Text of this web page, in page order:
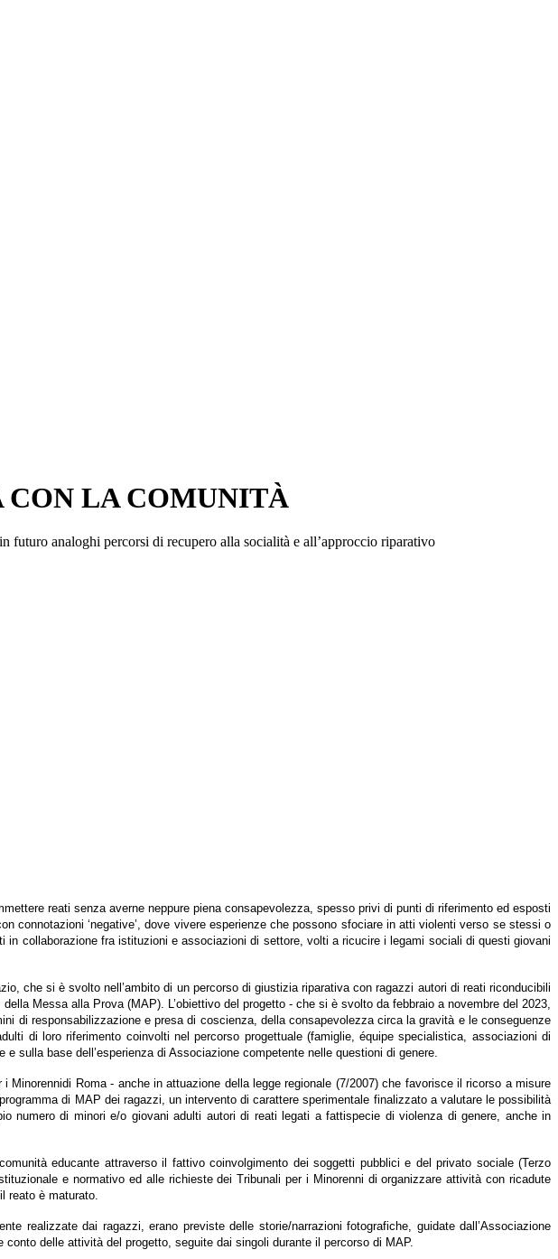
LA COMUNITÀ
futuro analoghi percorsi di recupero alla socialità e all’approccio riparativo
reati senza averne neppure piena consapevolezza, spesso privi di punti di riferimento ed esposti
connotazioni ‘negative’, dove vivere esperienze che possono sfociare in atti violenti verso se stessi o
collaborazione fra istituzioni e associazioni di settore, volti a ricucire i legami sociali di questi giovani
che si è svolto nell’ambito di un percorso di giustizia riparativa con ragazzi autori di reati riconducibili
Messa alla Prova (MAP). L’obiettivo del progetto - che si è svolto da febbraio a novembre del 2023,
di responsabilizzazione e presa di coscienza, della consapevolezza circa la gravità e le conseguenze
di loro riferimento coinvolti nel percorso progettuale (famiglie, équipe specialistica, associazioni di
sulla base dell’esperienza di Associazione competente nelle questioni di genere.
Minorennidi Roma - anche in attuazione della legge regionale (7/2007) che favorisce il ricorso a misure
di MAP dei ragazzi, un intervento di carattere sperimentale finalizzato a valutare le possibilità
numero di minori e/o giovani adulti autori di reati legati a fattispecie di violenza di genere, anche in
educante attraverso il fattivo coinvolgimento dei soggetti pubblici e del privato sociale (Terzo
e normativo ed alle richieste dei Tribunali per i Minorenni di organizzare attività con ricadute
reato è maturato.
realizzate dai ragazzi, erano previste delle storie/narrazioni fotografiche, guidate dall’Associazione
delle attività del progetto, seguite dai singoli durante il percorso di MAP.